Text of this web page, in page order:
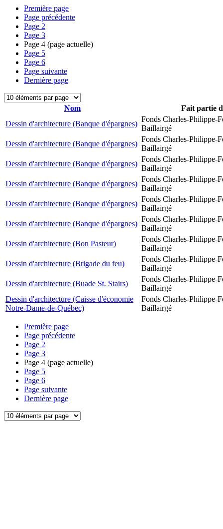
Première page
Page précédente
Page 2
Page 3
Page 4 (page actuelle)
Page 5
Page 6
Page suivante
Dernière page
Nom
Fait partie
Dessin d'architecture (Banque d'épargnes)
Fonds Charles-Philippe-
Baillairgé
Dessin d'architecture (Banque d'épargnes)
Fonds Charles-Philippe-
Baillairgé
Dessin d'architecture (Banque d'épargnes)
Fonds Charles-Philippe-
Baillairgé
Dessin d'architecture (Banque d'épargnes)
Fonds Charles-Philippe-
Baillairgé
Dessin d'architecture (Banque d'épargnes)
Fonds Charles-Philippe-
Baillairgé
Dessin d'architecture (Banque d'épargnes)
Fonds Charles-Philippe-
Baillairgé
Dessin d'architecture (Bon Pasteur)
Fonds Charles-Philippe-
Baillairgé
Dessin d'architecture (Brigade du feu)
Fonds Charles-Philippe-
Baillairgé
Dessin d'architecture (Buade St. Stairs)
Fonds Charles-Philippe-
Baillairgé
Dessin d'architecture (Caisse d'économie
Notre-Dame-de-Québec)
Fonds Charles-Philippe-
Baillairgé
Première page
Page précédente
Page 2
Page 3
Page 4 (page actuelle)
Page 5
Page 6
Page suivante
Dernière page